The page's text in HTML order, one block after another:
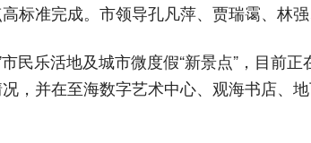
标准完成。市领导孔凡萍、贾瑞霭、林
民乐活地及城市微度假“新景点”，目前
，并在至海数字艺术中心、观海书店、